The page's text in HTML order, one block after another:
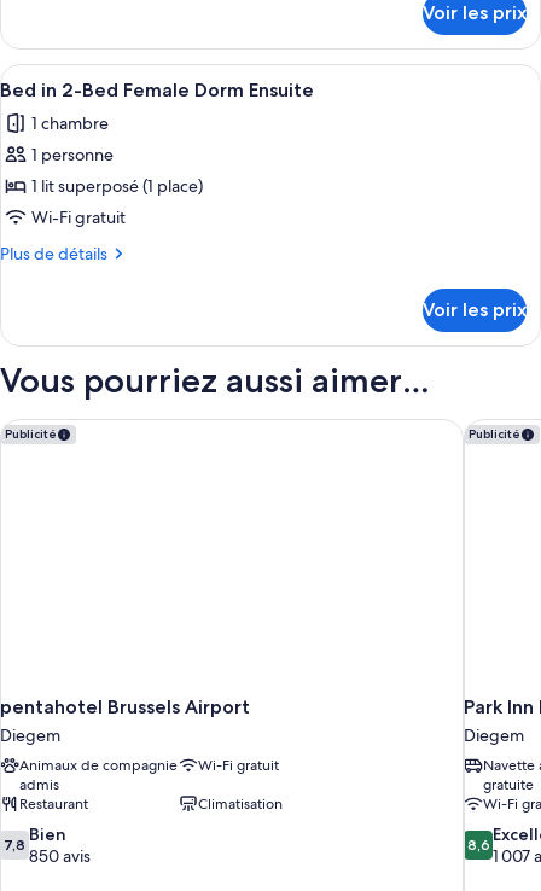
Bed
in
3-
Bed
Female
Dorm
Ensuite
le
type
de
Bed
in
Bed
Female
Ensuite
Voir les prix
Afficher
toutes
les
photos
pour
ce
type
Bed
in
2-
Female
Une chambre avec un lit superposé,
4
Bed in 2-Bed Female Dorm Ensuite
1 chambre
1 personne
1 lit superposé (1 place)
Wi-Fi gratuit
Plus de détails
Plus
le
de
Bed
in
Voir les prix
Vous pourriez aussi aimer…
Publicité
pentahotel Brussels Airport
Diegem
Animaux de compagnie
admis
Wi-Fi gratuit
Restaurant
Climatisation
7.8
sur
7,8 Bien
850 avis
pentahotel Brussels Airport Publicité
Park
Diegem
Navette
gratuite
Wi-Fi
8.6
sur
8,6
1 007
Park Inn